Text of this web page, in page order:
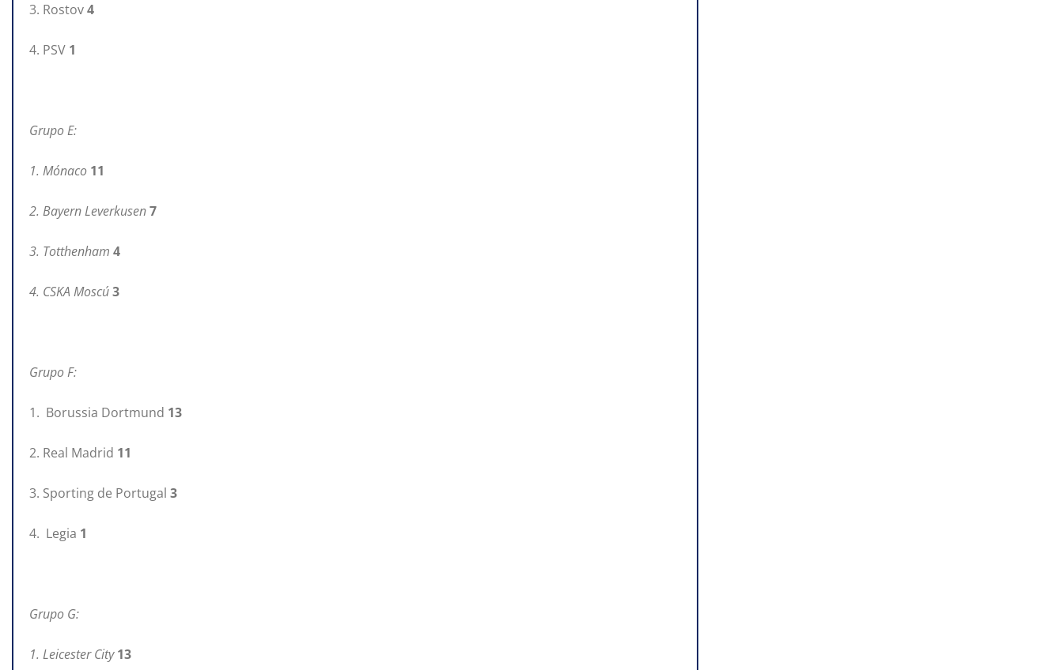
3. Rostov4
4. PSV 1
Grupo E:
1. Mónaco 11
2. Bayern Leverkusen7
3. Totthenham 4
4. CSKA Moscú3
Grupo F:
1. Borussia Dortmund 13
2. Real Madrid 11
3. Sporting de Portugal 3
4. Legia 1
Grupo G:
1. Leicester City13